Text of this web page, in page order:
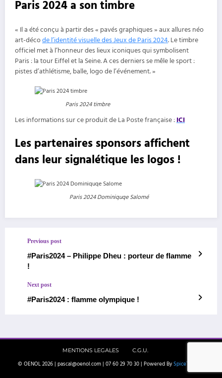
Paris 2024 a son timbre
« Il a été conçu à partir des « pavés graphiques » aux allures néo
art-décode l’identité visuelle des Jeux de Paris 2024. Le timbre
officiel met à l’honneur des lieux iconiques qui symbolisent
Paris : la tour Eiffel et la Seine. A ces derniers se mêle le sport :
pistes d’athlétisme, balle, logo de l’événement. »
Paris 2024 timbre
Les informations sur ce produit de La Poste française : ICI
Les partenaires sponsors affichent
dans leur signalétique les logos !
Paris 2024 Dominiquqe Salomé
Previous post
#Paris2024 – Philippe Dheu : porteur de flamme
!
Next post
#Paris2024 : flamme olympique !
MENTIONS LEGALES C.G.U.
© OENOL 2026 | pascal@oenol.com | 07 60 29 70 30 | Powered By SpiceThemes